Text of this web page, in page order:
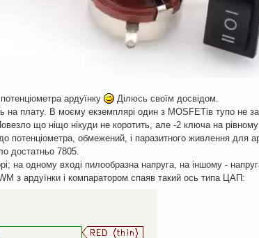
ардуїнку
Ділюсь своїм досвідом.
на плату. В моєму екземплярі один з MOSFETів тупо не
що ніщо нікуди не коротить, але -2 ключа на рівному
потенціометра, обмежений, і паразитного живлення для
достатньо 7805.
на одному вході пилообразна напруга, на іншому -
з ардуїнки і компаратором спаяв такий ось типа ЦАП: